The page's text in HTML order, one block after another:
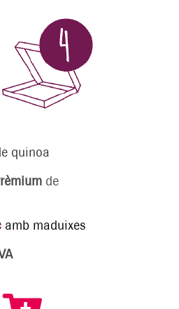
quinoa
de
amb maduixes